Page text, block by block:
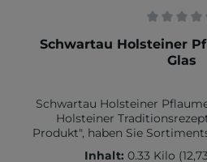
Durchschnittliche
Schwartau Holsteiner
Glas
Schwartau Holsteiner
Holsteiner
Produkt", haben Sie
Sie unsZutaten:
Inhalt: 0.33 Kilo